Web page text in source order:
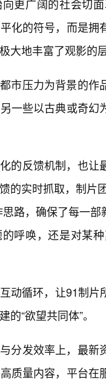
更广阔的社会切
化的符号，而是
大地丰富了观影的
市压力为背景的作
一些以古典或奇
的反馈机制，也
的实时抓取，制片
思路，确保了每一
呼唤，还是对某
动循环，让91制
“欲望共同体”。
分发效率上，最
质量内容，平台